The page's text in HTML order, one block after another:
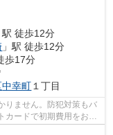
駅 徒歩12分
」駅 徒歩12分
歩17分
中幸町１丁目
りません。防犯対策もバ
カードで初期費用をお支